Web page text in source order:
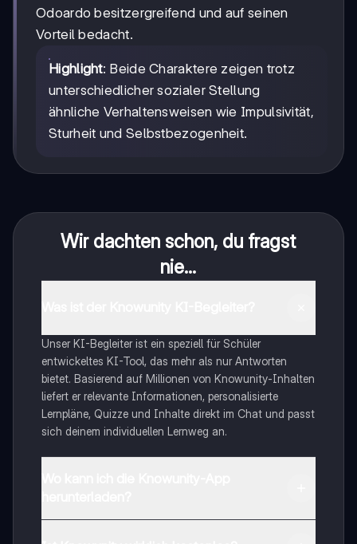
Odoardo besitzergreifend und auf seinen
Vorteil bedacht.
Highlight: Beide Charaktere zeigen trotz
unterschiedlicher sozialer Stellung
ähnliche Verhaltensweisen wie Impulsivität,
Sturheit und Selbstbezogenheit.
Wir dachten schon, du fragst
nie...
Unser KI-Begleiter ist ein speziell für Schüler
entwickeltes KI-Tool, das mehr als nur Antworten
bietet. Basierend auf Millionen von Knowunity-Inhalten
liefert er relevante Informationen, personalisierte
Lernpläne, Quizze und Inhalte direkt im Chat und passt
sich deinem individuellen Lernweg an.